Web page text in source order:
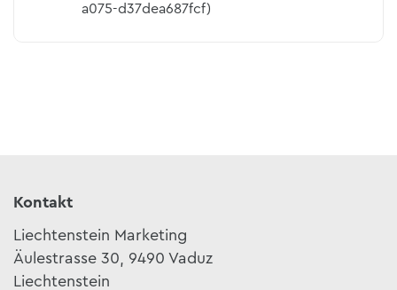
a075-d37dea687fcf)
Kontakt
Liechtenstein Marketing
Äulestrasse 30, 9490 Vaduz
Liechtenstein